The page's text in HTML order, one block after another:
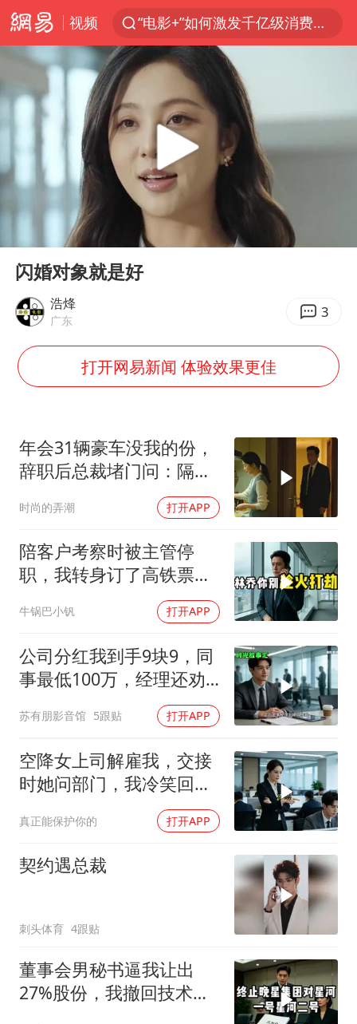
视频
“电影+”如何激发千亿级消费新活力？
泉州市委书记张毅恭被查
上海：台风白海豚或将带来龙卷风
国乒男单横滨冠军赛全军覆没
四川宜宾高县4.9级地震致1死
38岁演员求职万岁山NPC成功
秋天的第一杯奶茶到底有多火
美股存储板块集体大跌
U17国足点球大战淘汰河床晋级决赛
百花奖开幕式
广东雷州通报特教老师招聘违规事件
胡彦斌韩磊 谁帮谁
夯实基础开新局
Play
04:58
闪婚对象就是好
浩烽
广东 3
打开网易新闻 体验效果更佳
年会31辆豪车没我的份，
辞职后总裁堵门问：隔壁
时尚的弄潮 打开APP
陪客户考察时被主管停
职，我转身订了高铁票。
2小时后总监急疯了：12
亿合同没你根本签不了
牛锅巴小钒 打开APP
公司分红我到手9块9，同
事最低100万，经理还劝
我续签，我笑了：不签了
苏有朋影音馆 5跟贴 打开APP
空降女上司解雇我，交接
时她问部门，我冷笑回
真正能保护你的 打开APP
契约遇总裁
刺头体育 4跟贴
董事会男秘书逼我让出
27%股份，我撤回技术